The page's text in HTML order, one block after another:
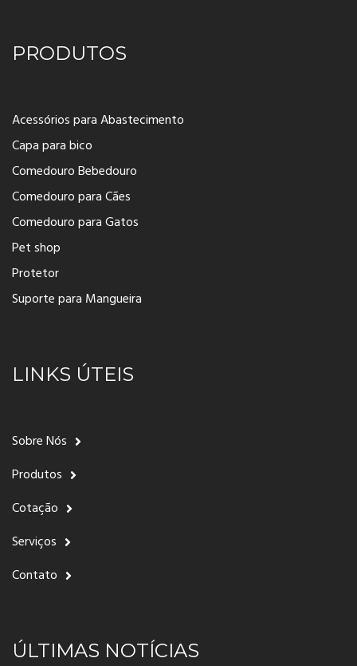
PRODUTOS
Acessórios para Abastecimento
Capa para bico
Comedouro Bebedouro
Comedouro para Cães
Comedouro para Gatos
Pet shop
Protetor
Suporte para Mangueira
LINKS ÚTEIS
Sobre Nós
Produtos
Cotação
Serviços
Contato
ÚLTIMAS NOTÍCIAS